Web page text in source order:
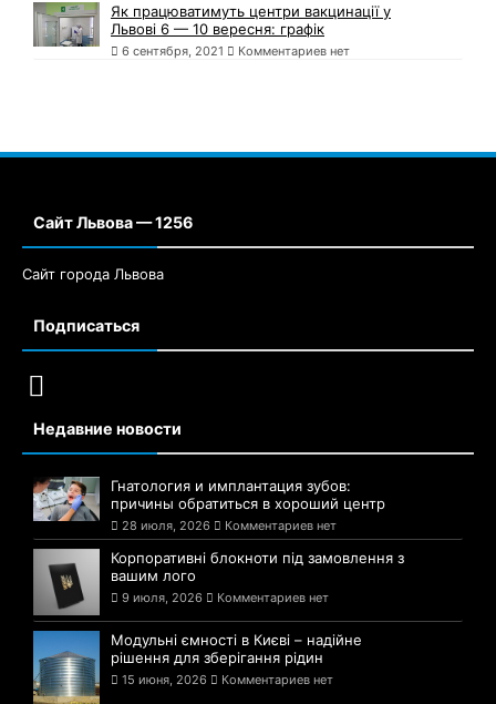
Як працюватимуть центри вакцинації у
Львові 6 — 10 вересня: графік
6 сентября, 2021 Комментариев нет
Сайт Львова — 1256
Сайт города Львова
Подписаться
Недавние новости
Гнатология и имплантация зубов:
причины обратиться в хороший центр
28 июля, 2026 Комментариев нет
Корпоративні блокноти під замовлення з
вашим лого
9 июля, 2026 Комментариев нет
Модульні ємності в Києві – надійне
рішення для зберігання рідин
15 июня, 2026 Комментариев нет